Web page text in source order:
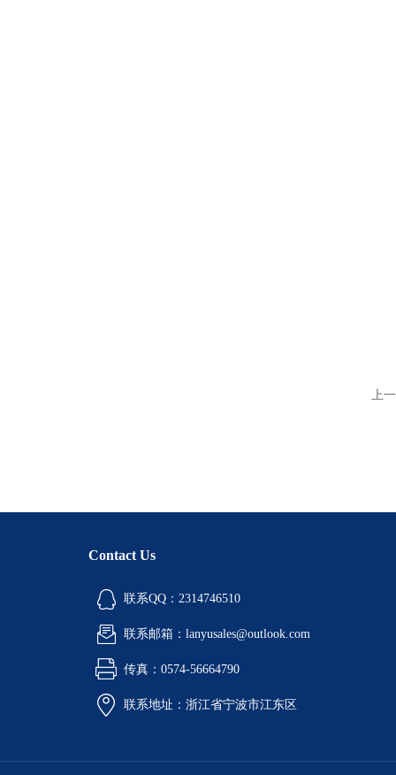
上
Contact Us
联系QQ：2314746510
联系邮箱：lanyusales@outlook.com
传真：0574-56664790
联系地址：浙江省宁波市江东区